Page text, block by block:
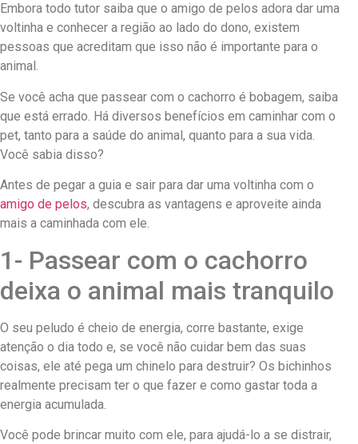
Embora todo tutor saiba que o amigo de pelos adora dar uma
voltinha e conhecer a região ao lado do dono, existem
pessoas que acreditam que isso não é importante para o
animal.
Se você acha que passear com o cachorro é bobagem, saiba
que está errado. Há diversos benefícios em caminhar com o
pet, tanto para a saúde do animal, quanto para a sua vida.
Você sabia disso?
Antes de pegar a guia e sair para dar uma voltinha com o
amigo de pelos, descubra as vantagens e aproveite ainda
mais a caminhada com ele.
1- Passear com o cachorro
deixa o animal mais tranquilo
O seu peludo é cheio de energia, corre bastante, exige
atenção o dia todo e, se você não cuidar bem das suas
coisas, ele até pega um chinelo para destruir? Os bichinhos
realmente precisam ter o que fazer e como gastar toda a
energia acumulada.
Você pode brincar muito com ele, para ajudá-lo a se distrair,